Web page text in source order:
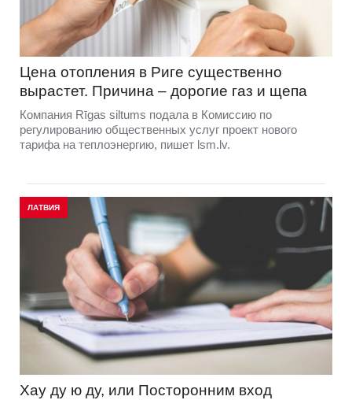
Цена отопления в Риге существенно
вырастет. Причина – дорогие газ и щепа
Компания Rīgas siltums подала в Комиссию по
регулированию общественных услуг проект нового
тарифа на теплоэнергию, пишет lsm.lv.
ЛАТВИЯ
Хау ду ю ду, или Посторонним вход